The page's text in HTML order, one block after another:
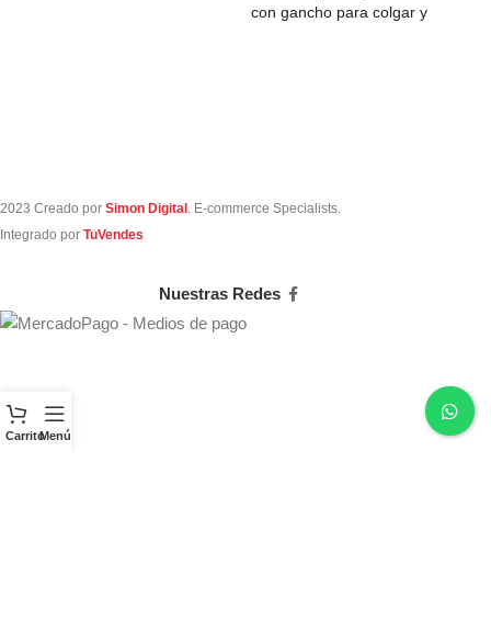
con gancho para colgar y
2023 Creado por Simon Digital. E-commerce Specialists.
Integrado por TuVendes
Nuestras Redes
CarritoMenú